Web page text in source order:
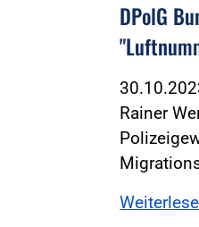
DPolG
Rainer